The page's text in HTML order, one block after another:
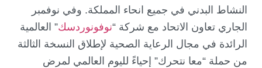
النشاط البدني في جميع انحاء المملكة. وفي نوفمبر
الجاري تعاون الاتحاد مع شركة “نوفونوردسك” العالمية
الرائدة في مجال الرعاية الصحية لإطلاق النسخة الثالثة
من حملة “معا نتحرك” إحياءً لليوم العالمي لمرض